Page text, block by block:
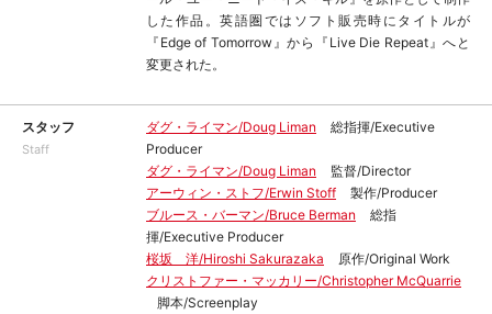
した作品。英語圏ではソフト販売時にタイトルが
『Edge of Tomorrow』から『Live Die Repeat』へと
変更された。
スタッフ
Staff
ダグ・ライマン/Doug Liman
総指揮/Executive
Producer
ダグ・ライマン/Doug Liman
監督/Director
アーウィン・ストフ/Erwin Stoff
製作/Producer
ブルース・バーマン/Bruce Berman
総指
揮/Executive Producer
桜坂 洋/Hiroshi Sakurazaka
原作/Original Work
クリストファー・マッカリー/Christopher McQuarrie
脚本/Screenplay